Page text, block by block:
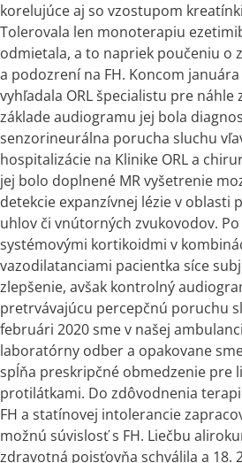
korelujúce aj so vzostupom
Tolerovala len monoterapiu
odmietala, a to napriek poučeniu o
a podozrení na FH. Koncom
vyhľadala ORL špecialistu pre náhle
základe audiogramu jej bola
senzorineurálna porucha sluchu
hospitalizácie na Klinike ORLa
jej bolo doplnené MR vyšetrenie
detekcie expanzívnej léziev oblasti
uhlov či vnútorných zvukovodov.
systémovými kortikoidmi v
vazodilatanciami pacientka síce
zlepšenie, avšak kontrolný
pretrvávajúcu percepčnú poruchu
februári 2020 smev našej
laboratórny odbera opakovane
spĺňa preskripčné obmedzenie pre
protilátkami. Do zdôvodnenia
FH a statínovej intolerancie
možnú súvislosťs FH. Liečbu
zdravotná poisťovňa schválila a 18.